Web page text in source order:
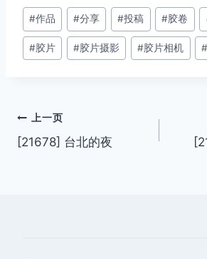
文
章
标
#作品 #分享 #投稿 #胶卷
#胶片 #胶片摄影 #胶片相机
文
章
上一页
[21678] 台北的夜